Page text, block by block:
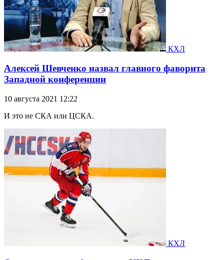
КХЛ
Алексей Шевченко назвал главного фаворита
Западной конференции
10 августа 2021 12:22
И это не СКА или ЦСКА.
КХЛ